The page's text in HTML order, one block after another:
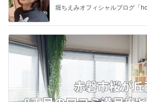
堀ちえみオフィシャルブログ「